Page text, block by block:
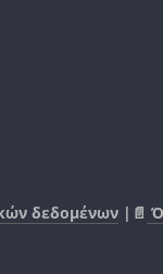
δεδομένων |📄